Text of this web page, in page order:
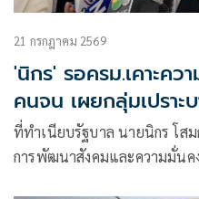
21 กรกฎาคม 2569
'นิกร' รอครม.เคาะค
คนจน เผยกลุ่มเปรา
จากที่ยื่นไป 1 ล้านคน
ที่ทำเนียบรัฐบาล นายนิกร โสม
การพัฒนาสังคมและความมั่นค